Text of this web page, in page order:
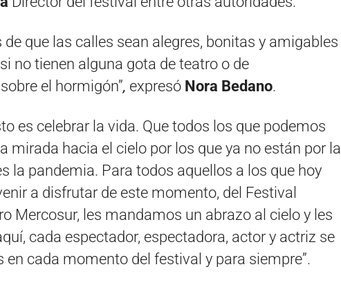
de que las calles sean alegres, bonitas y amigables
no tienen alguna gota de teatro o de
el hormigón”, expresó Nora Bedano.
es celebrar la vida. Que todos los que podemos
mirada hacia el cielo por los que ya no están por la
la pandemia. Para todos aquellos a los que hoy
a disfrutar de este momento, del Festival
Mercosur, les mandamos un abrazo al cielo y les
cada espectador, espectadora, actor y actriz se
en cada momento del festival y para siempre”.